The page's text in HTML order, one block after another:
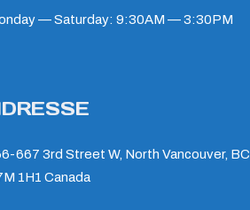
— Saturday: 9:30AM — 3:30PM
667 3rd Street W, North Vancouver, BC,
1H1 Canada